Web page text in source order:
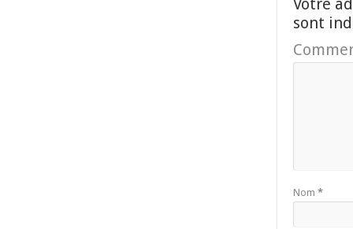
sont
Nom *